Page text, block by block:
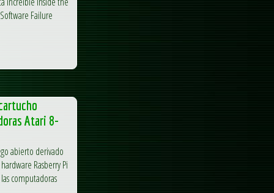
Failure
Atari 8-
abierto derivado
Rasberry Pi
computadoras